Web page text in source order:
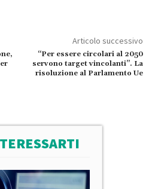
Articolo successivo
“Per essere circolari al 2050
servono target vincolanti”. La
risoluzione al Parlamento Ue